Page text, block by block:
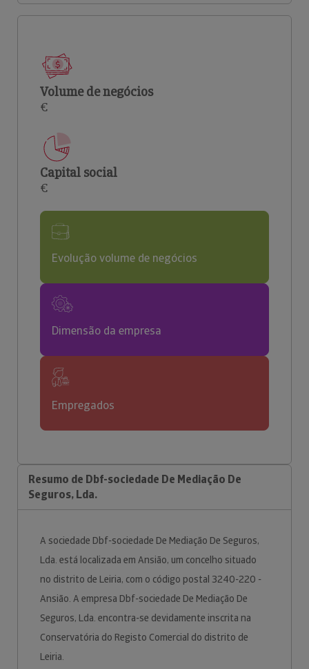
Volume de negócios
€
Capital social
€
Evolução volume de negócios
Dimensão da empresa
Empregados
Resumo de Dbf-sociedade De Mediação De
Seguros, Lda.
A sociedade Dbf-sociedade De Mediação De Seguros,
Lda. está localizada em Ansião, um concelho situado
no distrito de Leiria, com o código postal 3240-220 -
Ansião. A empresa Dbf-sociedade De Mediação De
Seguros, Lda. encontra-se devidamente inscrita na
Conservatória do Registo Comercial do distrito de
Leiria.